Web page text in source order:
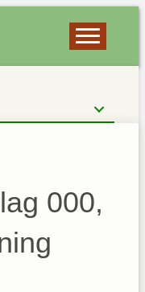
000,